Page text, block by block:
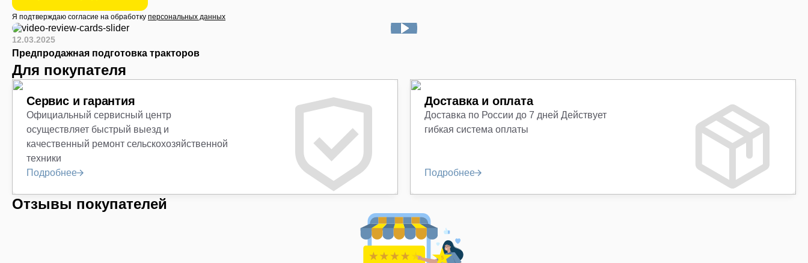
Я подтверждаю согласие на обработку персональных данных
12.03.2025
Предпродажная подготовка тракторов
Для покупателя
Сервис и гарантия
Официальный сервисный центр
осуществляет быстрый выезд и
качественный ремонт сельскохозяйственной
техники
Подробнее
Доставка и оплата
Доставка по России до 7 дней Действует
гибкая система оплаты
Подробнее
Отзывы покупателей